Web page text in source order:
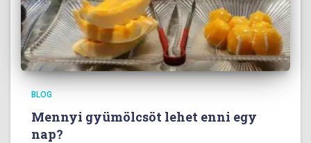
BLOG
Mennyi gyümölcsöt lehet enni egy
nap?